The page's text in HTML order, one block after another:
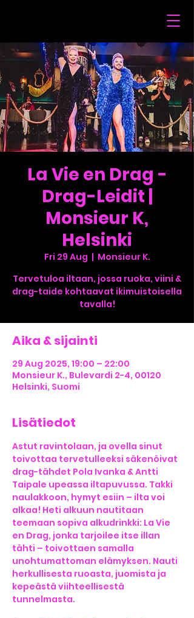
La Vie en Drag -
Drag-Leidit |
Monsieur K,
Helsinki
Fri 29 Aug
  |
Monsieur K.
Tervetuloa iltaan, jossa ruoka, viini &
drag-taide kohtaavat ikimuistoisella
tavalla!
Aika & sijainti
29 Aug 2025, 19:00 – 22:00
Monsieur K., Bulevardi 2-4, 00120
Helsinki, Suomi
Lisätiedot
Astut ravintolaan, ja ovella sinut
toivottaa tervetulleeksi säkenöivat
drag-tähdet Pola Ivanka & Antti
Taipale upeassa iltapuvussa. Takki
naulakkoon, hymyt esiin – ilta voi
alkaa! Heti alkuun nautitaan
teemaan sopiva alkudrinkki: La Vie
en Drag, jonka tarjoilee itse illan
tähti – toivottaen samalla
unohtumattoman elämyksen. Nauti
herkullisesta ruoasta, juomista ja
kepeästä viihteellisestä
tunnelmasta.